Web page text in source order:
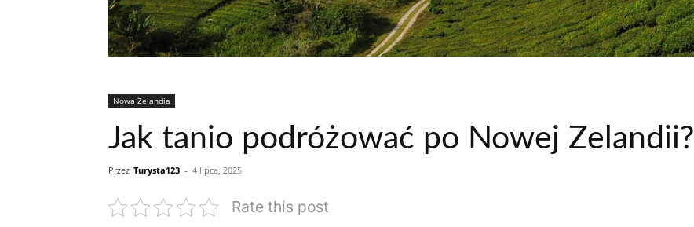
Nowa Zelandia
Jak tanio podróżować po Nowej Zelandii?
Przez Turysta123 - 4 lipca, 2025
Rate this post